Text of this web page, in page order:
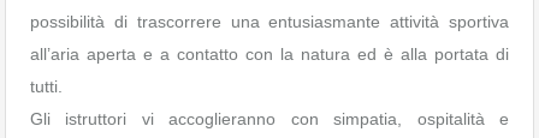
possibilità di trascorrere una entusiasmante attività sportiva
all’aria aperta e a contatto con la natura ed è alla portata di
tutti.
Gli istruttori vi accoglieranno con simpatia, ospitalità e